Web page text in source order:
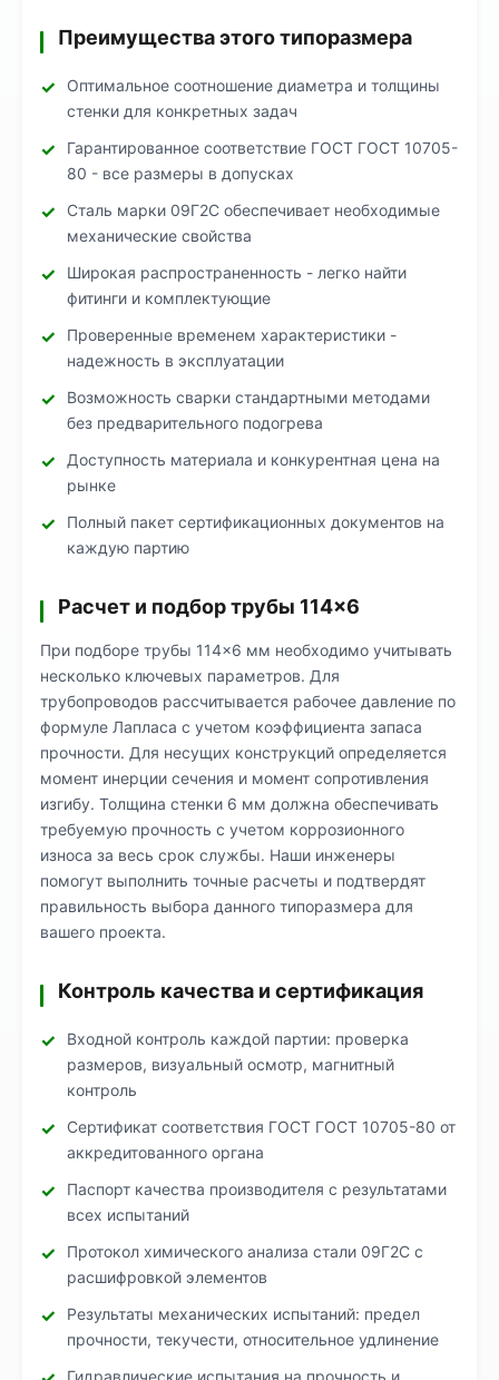
Преимущества этого типоразмера
Оптимальное соотношение диаметра и толщины
стенки для конкретных задач
Гарантированное соответствие ГОСТ ГОСТ 10705-
80 - все размеры в допусках
Сталь марки 09Г2С обеспечивает необходимые
механические свойства
Широкая распространенность - легко найти
фитинги и комплектующие
Проверенные временем характеристики -
надежность в эксплуатации
Возможность сварки стандартными методами
без предварительного подогрева
Доступность материала и конкурентная цена на
рынке
Полный пакет сертификационных документов на
каждую партию
Расчет и подбор трубы 114×6
При подборе трубы 114×6 мм необходимо учитывать
несколько ключевых параметров. Для
трубопроводов рассчитывается рабочее давление по
формуле Лапласа с учетом коэффициента запаса
прочности. Для несущих конструкций определяется
момент инерции сечения и момент сопротивления
изгибу. Толщина стенки 6 мм должна обеспечивать
требуемую прочность с учетом коррозионного
износа за весь срок службы. Наши инженеры
помогут выполнить точные расчеты и подтвердят
правильность выбора данного типоразмера для
вашего проекта.
Контроль качества и сертификация
Входной контроль каждой партии: проверка
размеров, визуальный осмотр, магнитный
контроль
Сертификат соответствия ГОСТ ГОСТ 10705-80 от
аккредитованного органа
Паспорт качества производителя с результатами
всех испытаний
Протокол химического анализа стали 09Г2С с
расшифровкой элементов
Результаты механических испытаний: предел
прочности, текучести, относительное удлинение
Гидравлические испытания на прочность и